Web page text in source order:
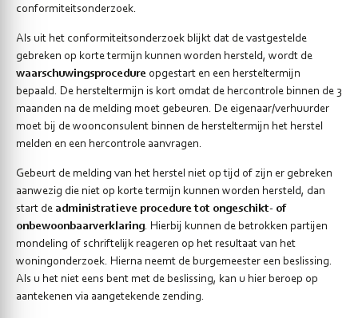
conformiteitsonderzoek.
Als uit het conformiteitsonderzoek blijkt dat de vastgestelde
gebreken op korte termijn kunnen worden hersteld, wordt de
waarschuwingsprocedure opgestart en een hersteltermijn
bepaald. De hersteltermijn is kort omdat de hercontrole binnen de 3
maanden na de melding moet gebeuren. De eigenaar/verhuurder
moet bij de woonconsulent binnen de hersteltermijn het herstel
melden en een hercontrole aanvragen.
Gebeurt de melding van het herstel niet op tijd of zijn er gebreken
aanwezig die niet op korte termijn kunnen worden hersteld, dan
start de administratieve procedure tot ongeschikt- of
onbewoonbaarverklaring. Hierbij kunnen de betrokken partijen
mondeling of schriftelijk reageren op het resultaat van het
woningonderzoek. Hierna neemt de burgemeester een beslissing.
Als u het niet eens bent met de beslissing, kan u hier beroep op
aantekenen via aangetekende zending.